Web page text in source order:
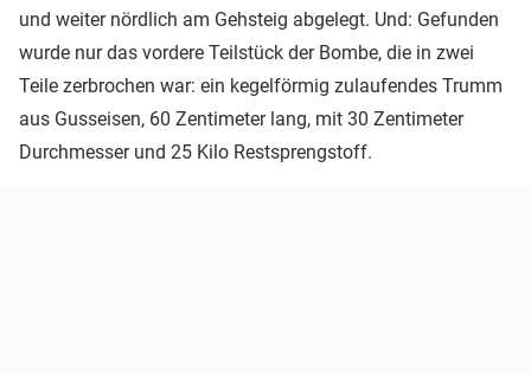
und weiter nördlich am Gehsteig abgelegt. Und: Gefunden
wurde nur das vordere Teilstück der Bombe, die in zwei
Teile zerbrochen war: ein kegelförmig zulaufendes Trumm
aus Gusseisen, 60 Zentimeter lang, mit 30 Zentimeter
Durchmesser und 25 Kilo Restsprengstoff.